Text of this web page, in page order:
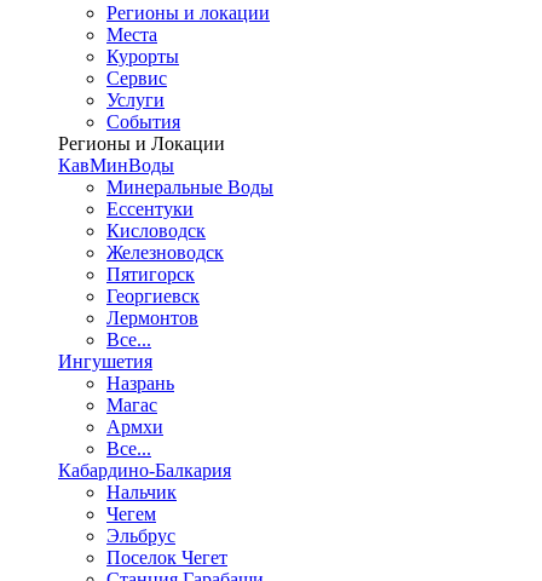
Регионы и локации
Места
Курорты
Сервис
Услуги
События
Регионы и Локации
КавМинВоды
Минеральные Воды
Ессентуки
Кисловодск
Железноводск
Пятигорск
Георгиевск
Лермонтов
Все...
Ингушетия
Назрань
Магас
Армхи
Все...
Кабардино-Балкария
Нальчик
Чегем
Эльбрус
Поселок Чегет